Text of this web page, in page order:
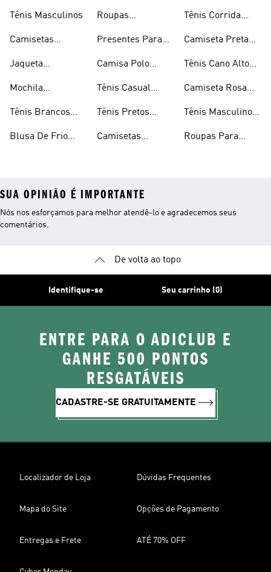
Tênis Masculinos
Camisetas
Jaqueta
Mochila
Tênis Brancos
Blusa De Frio
Roupas
Presentes Para
Camisa Polo
Tênis Casual
Tênis Pretos
Camisetas
Masculinas
Tênis Corrida
Camiseta Preta
Tênis Cano Alto
Camiseta Rosa
Tênis Masculino
Roupas Para
SUA OPINIÃO É IMPORTANTE
Nós nos esforçamos para melhor atendê-lo e agradecemos seus
comentários.
De volta ao topo
Identifique-se Seu carrinho (0)
ENTRE PARA O ADICLUB E
GANHE 500 PONTOS
RESGATÁVEIS
CADASTRE-SE GRATUITAMENTE
Localizador de Loja Dúvidas Frequentes
Mapa do Site Opções de Pagamento
Entregas e Frete ATÉ 70% OFF